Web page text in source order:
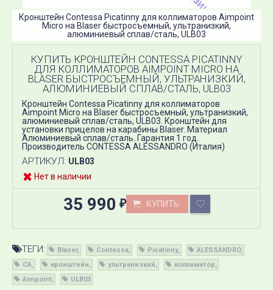
Кронштейн Contessa Picatinny для коллиматоров Aimpoint
Micro на Blaser быстросъемный, ультранизкий,
алюминиевый сплав/сталь, ULB03
КУПИТЬ КРОНШТЕЙН CONTESSA PICATINNY
ДЛЯ КОЛЛИМАТОРОВ AIMPOINT MICRO НА
BLASER БЫСТРОСЪЕМНЫЙ, УЛЬТРАНИЗКИЙ,
АЛЮМИНИЕВЫЙ СПЛАВ/СТАЛЬ, ULB03
Кронштейн Contessa Picatinny для коллиматоров
Aimpoint Micro на Blaser быстросъемный, ультранизкий,
алюминиевый сплав/сталь, ULB03​. Кронштейн для
установки прицелов на карабины Blaser. Материал
Алюминиевый сплав/сталь. Гарантия 1 год.
Производитель CONTESSA ALESSANDRO (Италия)
АРТИКУЛ: ULB03
Нет в наличии
35 990 ₽ КУПИТЬ
ТЕГИ: Blaser Contessa Picatinny
ALESSANDRO
CA
кронштейн ультранизкий
коллиматор
Aimpoint
ULB03